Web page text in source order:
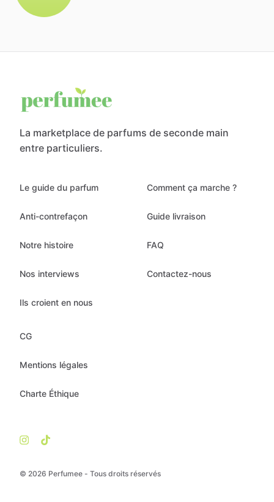
La marketplace de parfums de seconde main
entre particuliers.
© 2026 Perfumee - Tous droits réservés
Le guide du parfum
Anti-contrefaçon
Notre histoire
Nos interviews
Ils croient en nous
Comment ça marche ?
Guide livraison
FAQ
Contactez-nous
CG
Mentions légales
Charte Éthique